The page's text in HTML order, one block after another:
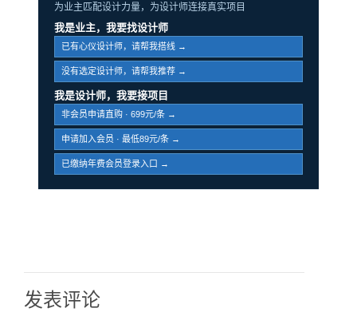
为业主匹配设计力量，为设计师连接真实项目
我是业主，我要找设计师
已有心仪设计师，请帮我搭线 →
没有选定设计师，请帮我推荐 →
我是设计师，我要接项目
非会员申请直购 · 699元/条 →
申请加入会员 · 最低89元/条 →
已缴纳年费会员登录入口 →
发表评论